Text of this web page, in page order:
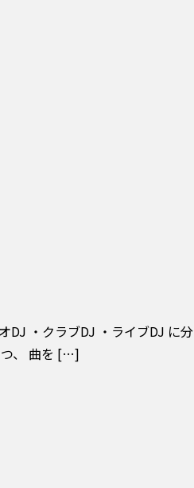
・クラブDJ ・ライブDJ に
つ、 曲を […]